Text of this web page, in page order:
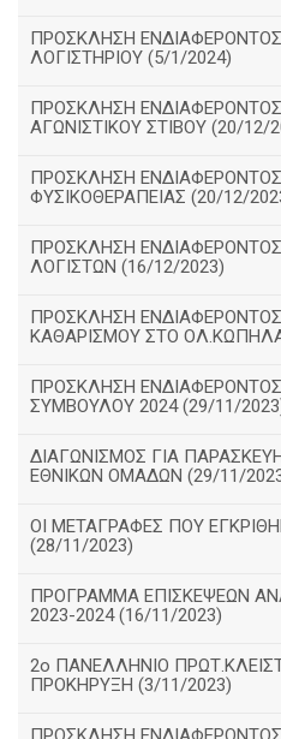
ΠΡΟΣΚΛΗΣΗ ΕΝΔΙΑΦΕΡΟΝΤΟΣ
ΛΟΓΙΣΤΗΡΙΟΥ (5/1/2024)
ΠΡΟΣΚΛΗΣΗ
ΑΓΩΝΙΣΤΙΚΟΥ ΣΤΙΒΟΥ (20/12/
ΠΡΟΣΚΛΗΣΗ
ΦΥΣΙΚΟΘΕΡΑΠΕΙΑΣ (20/12/
ΠΡΟΣΚΛΗΣΗ
ΛΟΓΙΣΤΩΝ (16/12/2023)
ΠΡΟΣΚΛΗΣΗ ΕΝΔΙΑΦΕΡΟΝΤΟΣ
ΚΑΘΑΡΙΣΜΟΥ ΣΤΟ
ΠΡΟΣΚΛΗΣΗ ΕΝΔΙΑΦΕΡΟΝΤΟΣ
ΣΥΜΒΟΥΛΟΥ 2024 (29/11/
ΔΙΑΓΩΝΙΣΜΟΣ ΓΙΑ
ΕΘΝΙΚΩΝ ΟΜΑΔΩΝ (29/11/
ΟΙ ΜΕΤΑΓΡΑΦΕΣ ΠΟΥ
(28/11/2023)
ΠΡΟΓΡΑΜΜΑ ΕΠΙΣΚΕΨΕΩΝ
2023-2024 (16/11/2023)
2ο ΠΑΝΕΛΛΗΝΙΟ
ΠΡΟΚΗΡΥΞΗ (3/11/2023)